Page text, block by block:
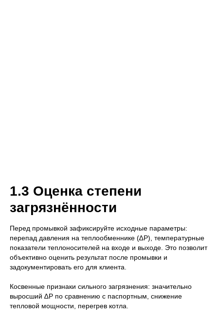
1.3 Оценка степени
загрязнённости
Перед промывкой зафиксируйте исходные параметры:
перепад давления на теплообменнике (∆P), температурные
показатели теплоносителей на входе и выходе. Это позволит
объективно оценить результат после промывки и
задокументировать его для клиента.
Косвенные признаки сильного загрязнения: значительно
выросший ∆P по сравнению с паспортным, снижение
тепловой мощности, перегрев котла.